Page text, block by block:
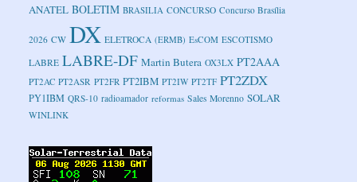
ANATEL BOLETIM BRASILIA CONCURSO Concurso Brasília
2026 CW DX ELETROCA (ERMB) EsCOM ESCOTISMO
LABRE LABRE-DF Martin Butera OX3LX PT2AAA
PT2AC PT2ASR PT2FR PT2IBM PT2IW PT2TF PT2ZDX
PY1IBM QRS-10 radioamador reformas Sales Morenno SOLAR
WINLINK